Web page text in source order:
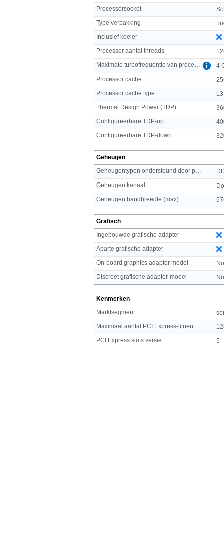
Processorsocket
Type verpakking
Inclusief koeler
Processor aantal threads
4
Processor cache
Processor cache type
L3
Thermal Design Power (TDP)
Configureerbare TDP-up
Configureerbare TDP-down
Geheugen
Geheugen kanaal
Geheugen bandbreedte (max)
Grafisch
Ingebouwde grafische adapter
Aparte grafische adapter
On-board graphics adapter model
Discreet grafische adapter-model
Kenmerken
Marktsegment
Maximaal aantal PCI Express-lijnen
PCI Express slots versie
5